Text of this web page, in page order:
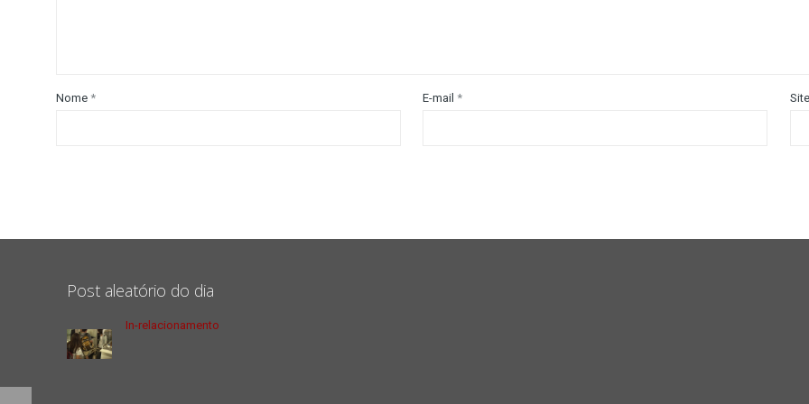
Nome * E-mail * Site
Post aleatório do dia
In-relacionamento